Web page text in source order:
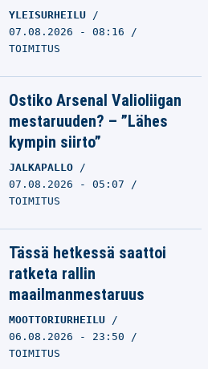
YLEISURHEILU
07.08.2026 - 08:16
TOIMITUS
Ostiko Arsenal Valioliigan
mestaruuden? – ”Lähes
kympin siirto”
JALKAPALLO
07.08.2026 - 05:07
TOIMITUS
Tässä hetkessä saattoi
ratketa rallin
maailmanmestaruus
MOOTTORIURHEILU
06.08.2026 - 23:50
TOIMITUS